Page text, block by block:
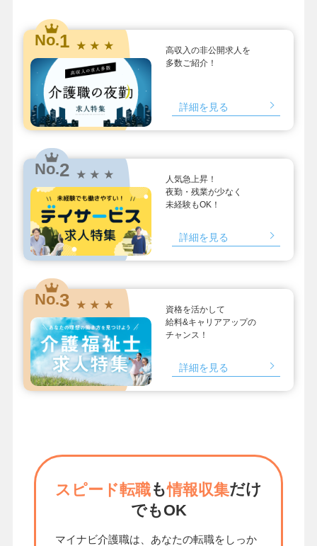
No.1 ★ ★ ★
高収入の非公開求人を
多数ご紹介！
詳細を見る
No.2 ★ ★ ★
人気急上昇！
夜勤・残業が少なく
未経験もOK！
詳細を見る
No.3 ★ ★ ★
資格を活かして
給料&キャリアアップの
チャンス！
詳細を見る
スピード転職も情報収集だけ
でもOK
マイナビ介護職は、あなたの転職をしっか